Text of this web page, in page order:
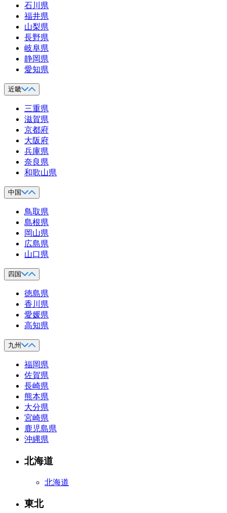
石川県
福井県
山梨県
長野県
岐阜県
静岡県
愛知県
近畿
三重県
滋賀県
京都府
大阪府
兵庫県
奈良県
和歌山県
中国
鳥取県
島根県
岡山県
広島県
山口県
四国
徳島県
香川県
愛媛県
高知県
九州
福岡県
佐賀県
長崎県
熊本県
大分県
宮崎県
鹿児島県
沖縄県
北海道
北海道
東北